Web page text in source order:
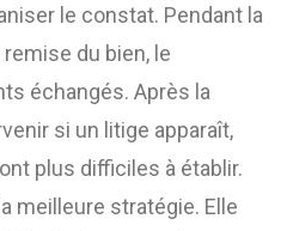
le constat. Pendant la
du bien, le
échangés. Après la
si un litige apparaît,
plus difficiles à établir.
meilleure stratégie. Elle